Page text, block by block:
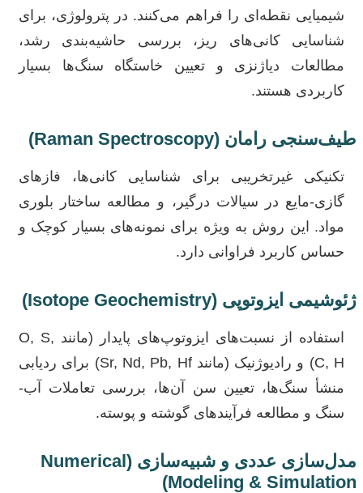
شیمیایی نقطه‌ای را فراهم می‌کنند. در پترولوژی، برای
شناسایی کانی‌های ریز، بررسی حاشیه‌بندی رشد،
مطالعات دیاژنزی و تعیین خاستگاه سنگ‌ها بسیار
کاربردی هستند.
طیف‌سنجی رامان (Raman Spectroscopy)
تکنیکی غیرتخریبی برای شناسایی کانی‌ها، فازهای
گازی-مایع در سیالات درگیر، و مطالعه ساختار بلوری
مواد. این روش به ویژه برای نمونه‌های بسیار کوچک و
حساس کاربرد فراوانی دارد.
ژئوشیمی ایزوتوپی (Isotope Geochemistry)
استفاده از نسبت‌های ایزوتوپ‌های پایدار (مانند O, S,
C, H) و رادیوژنیک (مانند Sr, Nd, Pb, Hf) برای ردیابی
منشأ سنگ‌ها، تعیین سن آن‌ها، بررسی تعاملات آب-
سنگ و مطالعه فرآیندهای گوشته و پوسته.
مدل‌سازی عددی و شبیه‌سازی (Numerical
Modeling & Simulation)